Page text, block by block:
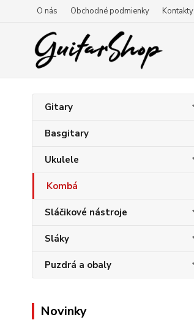
O nás Obchodné podmienky Kontakty
Gitary
Basgitary
Ukulele
Kombá
Sláčikové nástroje
Sláky
Puzdrá a obaly
Novinky